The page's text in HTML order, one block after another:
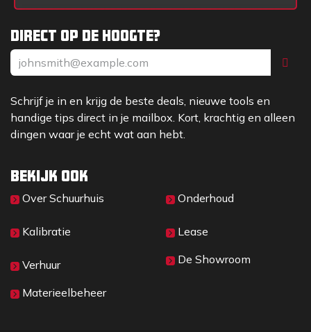
Direct op de hoogte?
Schrijf je in en krijg de beste deals, nieuwe tools en
handige tips direct in je mailbox. Kort, krachtig en alleen
dingen waar je echt wat aan hebt.
Bekijk ook
Over Sc​huurhuis
Kalibratie
Verhuur
Materieelbeheer
Onderhoud
Lease
De Showroom